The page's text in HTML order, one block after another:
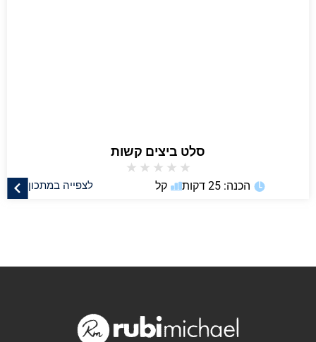
סלט ביצים קשות
★
★
★
★
★
לצפייה במתכון הכנה: 25 דקות קל